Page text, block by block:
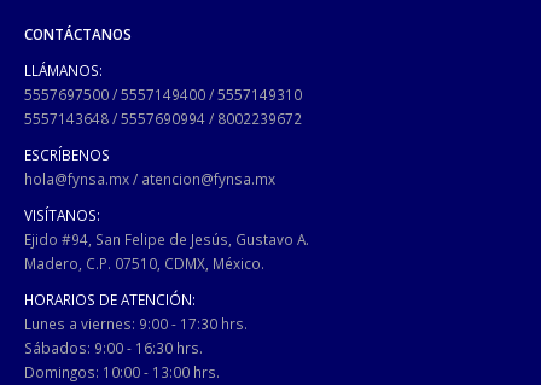
CONTÁCTANOS
LLÁMANOS:
5557697500/5557149400/5557149310
5557143648/5557690994/ 8002239672
ESCRÍBENOS
hola@fynsa.mx/ atencion@fynsa.mx
VISÍTANOS:
Ejido #94, San Felipe de Jesús, Gustavo A.
Madero, C.P. 07510, CDMX, México.
HORARIOS DE ATENCIÓN:
Lunes a viernes: 9:00 - 17:30 hrs.
Sábados: 9:00 - 16:30 hrs.
Domingos: 10:00 - 13:00 hrs.